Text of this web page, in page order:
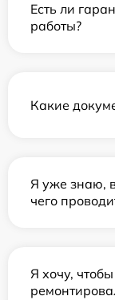
Есть ли
работы?
Какие
Я уже знаю,
чего
Я хочу,